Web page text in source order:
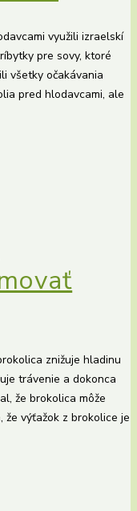
využili izraelskí
pre sovy, ktoré
všetky očakávania
pred hlodavcami, ale
znižuje hladinu
trávenie a dokonca
že brokolica môže
výťažok z brokolice je